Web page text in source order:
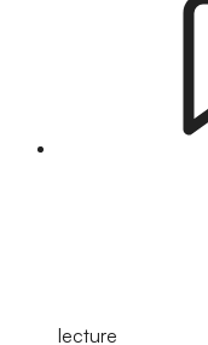
lecture